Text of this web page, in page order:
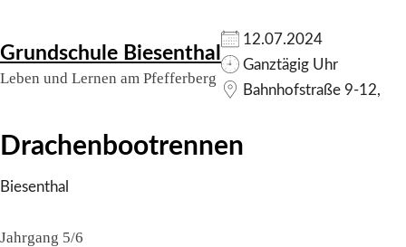
to
Grundschule Biesenthal
Leben und Lernen am Pfefferberg
Drachenbootrennen
12.07.2024
Ganztägig Uhr
Bahnhofstraße 9-12,
Biesenthal
Jahrgang 5/6